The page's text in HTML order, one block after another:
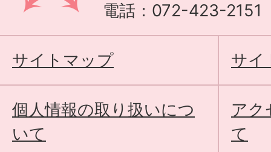
電話：072-423-2151
サイトマップ サイ
個人情報の取り扱いにつ
いて
アク
て